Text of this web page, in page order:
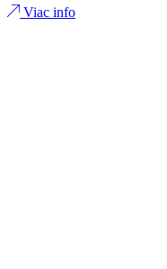
Viac info